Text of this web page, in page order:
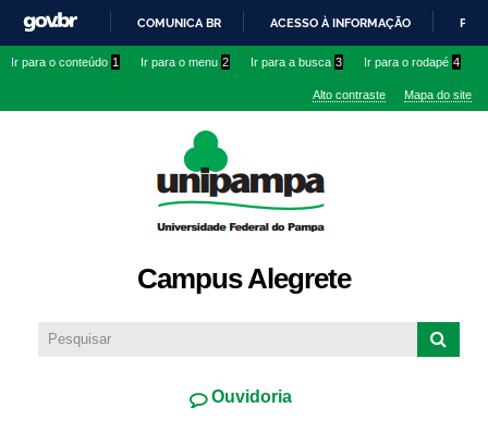
conteúdo
IR
O
COMUNICA BR ACESSO À INFORMAÇÃO
Ir para o conteúdo 1 Ir para o menu 2 Ir para a busca 3 Ir para o rodapé 4
Alto contraste Mapa do site
Campus Alegrete
Ouvidoria